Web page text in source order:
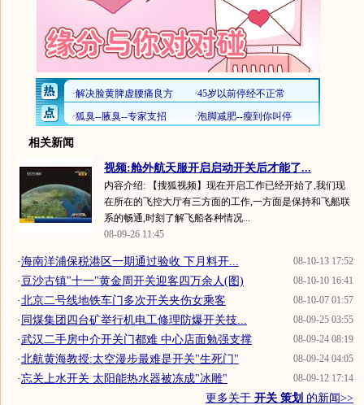
相关新闻
视频:舱外航天服开启启动开关后才能了...
内容介绍: 【搜狐视频】现在开启工作已经开始了,我们现
在所在的飞控大厅有三方面的工作,一方面是保持和飞船联
系的畅通,时刻了解飞船各种情况...
08-09-26 11:45
08-10-13 17:52
·海南洋浦保税港区一期通过验收 下月料开...
08-10-10 16:41
·豆沙古镇"十一"黄金周开关迎客四万余人(图)
08-10-07 01:57
·北京二号线地铁车门多次开关夹伤女乘客
08-09-25 03:55
·同煤集团四台矿举行机电工修理防爆开关技...
08-09-24 08:19
·武汉二手房中介开关门都难 中心店面勉强支撑
08-09-24 04:05
·北航黄海教授:太空漫步最难是开关"生死门"
08-09-12 17:14
·忘关上水开关 太阳能热水器被冻成"冰雕"
更多关于 开关 策划 的新闻>>